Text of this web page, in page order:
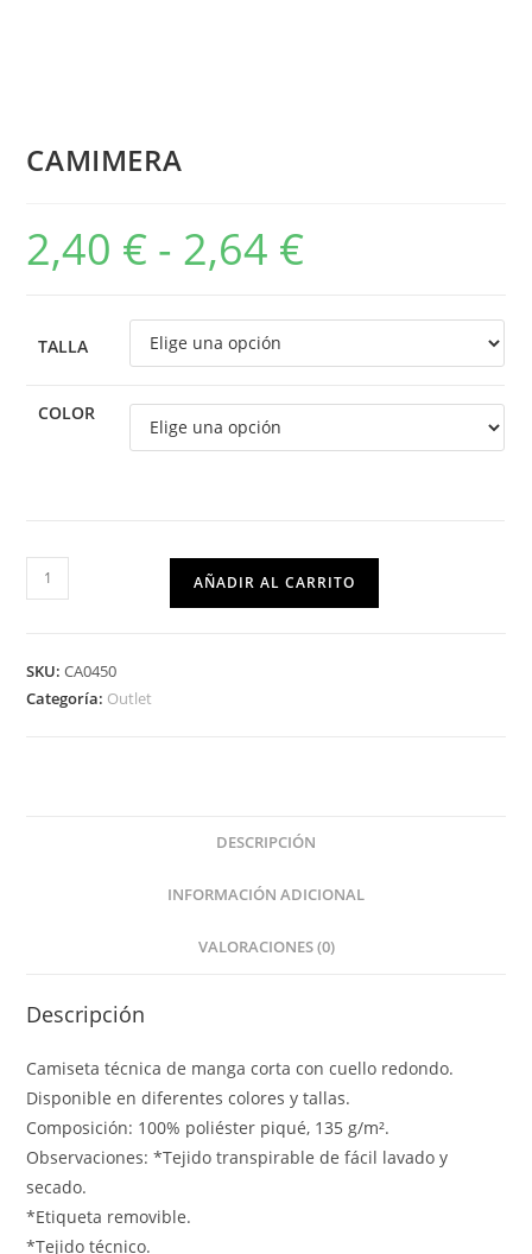
CAMIMERA
2,40 € - 2,64 €
TALLA
COLOR
AÑADIR AL CARRITO
SKU:CA0450
Categoría: Outlet
DESCRIPCIÓN
INFORMACIÓN ADICIONAL
VALORACIONES (0)
Descripción
Camiseta técnica de manga corta con cuello redondo.
Disponible en diferentes colores y tallas.
Composición: 100% poliéster piqué, 135 g/m².
Observaciones: *Tejido transpirable de fácil lavado y
secado.
*Etiqueta removible.
*Tejido técnico.